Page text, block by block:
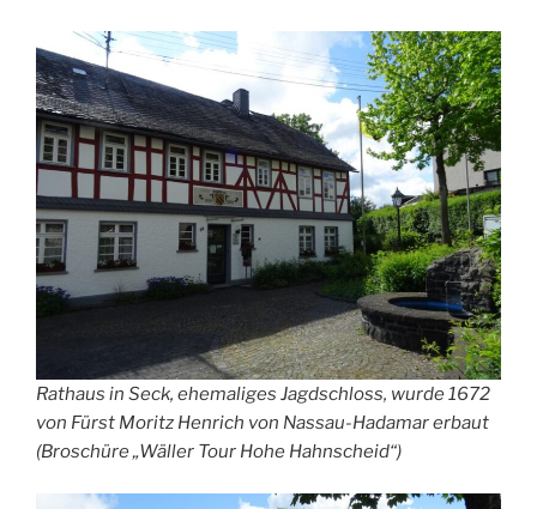
Rathaus in Seck, ehemaliges Jagdschloss, wurde 1672
von Fürst Moritz Henrich von Nassau-Hadamar erbaut
(Broschüre „Wäller Tour Hohe Hahnscheid“)